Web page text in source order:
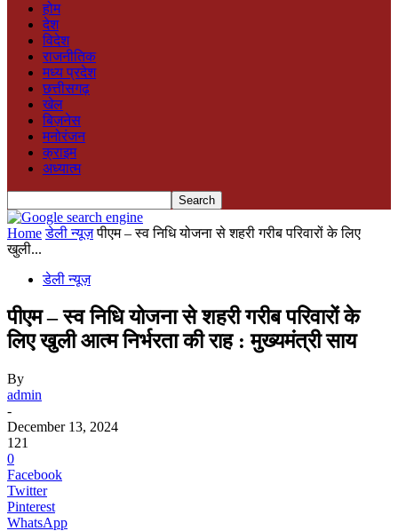
होम
देश
विदेश
राजनीतिक
मध्य प्रदेश
छत्तीसगढ़
खेल
बिज़नेस
मनोरंजन
क्राइम
अध्यात्म
Home डेली न्यूज़ पीएम – स्व निधि योजना से शहरी गरीब परिवारों के लिए
खुली...
डेली न्यूज़
पीएम – स्व निधि योजना से शहरी गरीब परिवारों के
लिए खुली आत्म निर्भरता की राह : मुख्यमंत्री साय
By
admin
-
December 13, 2024
121
0
Facebook
Twitter
Pinterest
WhatsApp